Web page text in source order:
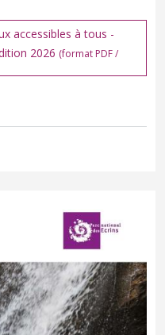
accessibles à tous -
2026 (format PDF /